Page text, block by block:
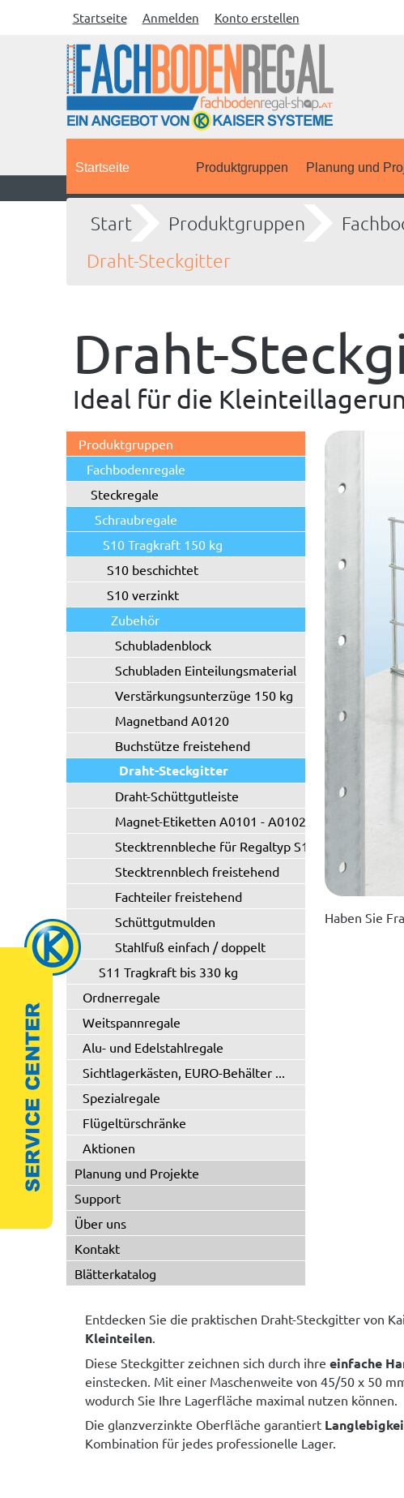
Startseite Anmelden Konto erstellen
Startseite Produktgruppen Planung und
Start Produktgruppen
Draht-Steckgitter
Draht-
Ideal für die
Produktgruppen
Fachbodenregale
Steckregale
Schraubregale
S10 Tragkraft 150 kg
S10 beschichtet
S10 verzinkt
Zubehör
Schubladenblock
Schubladen Einteilungsmaterial
Verstärkungsunterzüge 150 kg
Magnetband A0120
Buchstütze freistehend
Draht-Steckgitter
Draht-Schüttgutleiste
Magnet-Etiketten A0101 - A0102
Stecktrennbleche für Regaltyp S10/S20
Stecktrennblech freistehend
Fachteiler freistehend
Schüttgutmulden
Stahlfuß einfach / doppelt
S11 Tragkraft bis 330 kg
Ordnerregale
Weitspannregale
Alu- und Edelstahlregale
Sichtlagerkästen, EURO-Behälter ...
Spezialregale
Flügeltürschränke
Aktionen
Planung und Projekte
Support
Über uns
Kontakt
Blätterkatalog
Haben Sie
Entdecken Sie die praktischen Draht-Steckgitter von
Kleinteilen.
Diese Steckgitter zeichnen sich durch ihre einfache
einstecken. Mit einer Maschenweite von 45/50 x 50
wodurch Sie Ihre Lagerfläche maximal nutzen können.
Die glanzverzinkte Oberfläche garantiert
Kombination für jedes professionelle Lager.